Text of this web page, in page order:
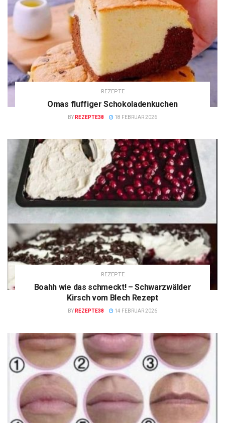
REZEPTE
Omas fluffiger Schokoladenkuchen
BY REZEPTE38 18 FEBRUAR 2026
REZEPTE
Boahh wie das schmeckt! – Schwarzwälder
Kirsch vom Blech Rezept
BY REZEPTE38 14 FEBRUAR 2026